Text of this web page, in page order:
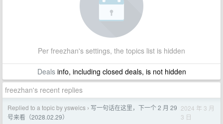
Per freezhan's settings, the topics list is hidden
Dealsinfo, including closed deals, is not hidden
freezhan's recent replies
Replied to a topic by ysweics › 写一句话在这里，下一个 2 月 29
号来看（2028.02.29）
2024 年 3 月
3 日